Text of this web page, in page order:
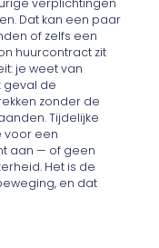
Dat kan een paar
of zelfs een
huurcontract zit
je weet van
geval de
zonder de
Tijdelijke
voor een
aan — of geen
Het is de
en dat